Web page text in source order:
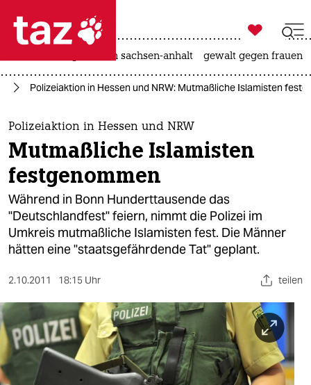
 taz zahl ich
taz zahl ich
themen
politik
öko
gesellschaft
kultur
sport
berlin
nord
wahrheit

taz zahl ich
landtagswahl in sachsen-anhalt gewalt gegen frauen
Polizeiaktion in Hessen und NRW: Mutmaßliche Islamisten
Polizeiaktion in Hessen und NRW
Mutmaßliche Islamisten
festgenommen
Während in Bonn Hunderttausende das
"Deutschlandfest" feiern, nimmt die Polizei im
Umkreis mutmaßliche Islamisten fest. Die Männer
hätten eine "staatsgefährdende Tat" geplant.
2.10.2011 18:15 Uhr teilen